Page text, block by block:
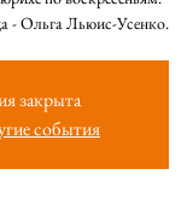
- Ольга Льюис-Усенко.
закрыта
события